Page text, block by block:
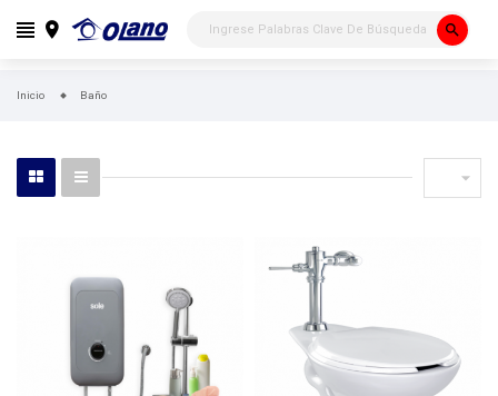
search
Inicio Baño
